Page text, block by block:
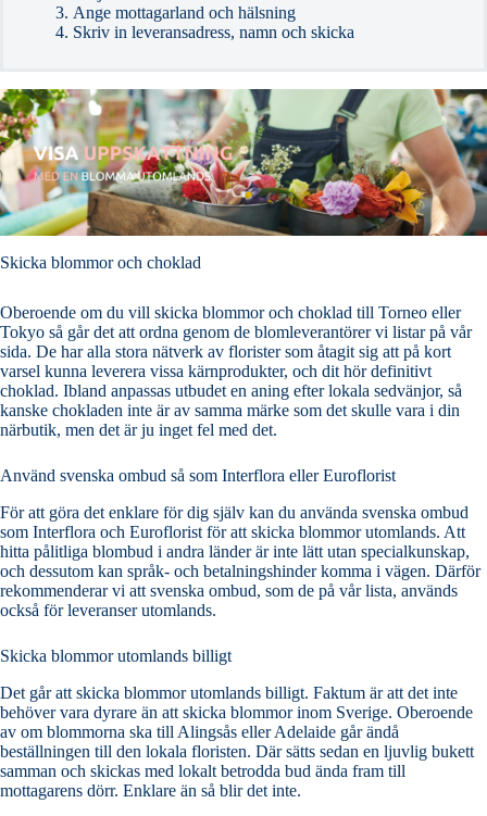
Ange mottagarland och hälsning
Skriv in leveransadress, namn och skicka
Skicka blommor och choklad
Oberoende om du vill skicka blommor och choklad till Torneo eller
Tokyo så går det att ordna genom de blomleverantörer vi listar på vår
sida. De har alla stora nätverk av florister som åtagit sig att på kort
varsel kunna leverera vissa kärnprodukter, och dit hör definitivt
choklad. Ibland anpassas utbudet en aning efter lokala sedvänjor, så
kanske chokladen inte är av samma märke som det skulle vara i din
närbutik, men det är ju inget fel med det.
Använd svenska ombud så som Interflora eller Euroflorist
För att göra det enklare för dig själv kan du använda svenska ombud
som Interflora och Euroflorist för att skicka blommor utomlands. Att
hitta pålitliga blombud i andra länder är inte lätt utan specialkunskap,
och dessutom kan språk- och betalningshinder komma i vägen. Därför
rekommenderar vi att svenska ombud, som de på vår lista, används
också för leveranser utomlands.
Skicka blommor utomlands billigt
Det går att skicka blommor utomlands billigt. Faktum är att det inte
behöver vara dyrare än att skicka blommor inom Sverige. Oberoende
av om blommorna ska till Alingsås eller Adelaide går ändå
beställningen till den lokala floristen. Där sätts sedan en ljuvlig bukett
samman och skickas med lokalt betrodda bud ända fram till
mottagarens dörr. Enklare än så blir det inte.